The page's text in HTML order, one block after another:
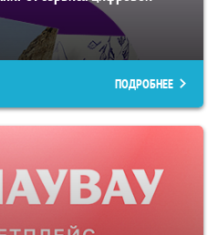
ПОДРОБНЕЕ